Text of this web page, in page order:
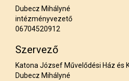
Dubecz Mihályné
intézményvezető
06704520912
Szervező
Katona József Művelődési Ház és
Dubecz Mihályné